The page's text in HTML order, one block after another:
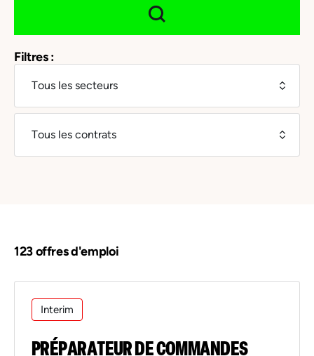
Filtres :
123 offres d'emploi
Interim
PRÉPARATEUR DE COMMANDES